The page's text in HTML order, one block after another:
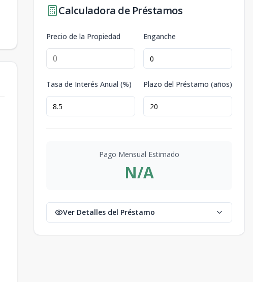
Calculadora de Préstamos
Precio de la Propiedad Enganche
Tasa de Interés Anual (%) Plazo del Préstamo (años)
Pago Mensual Estimado
N/A
Ver Detalles del Préstamo